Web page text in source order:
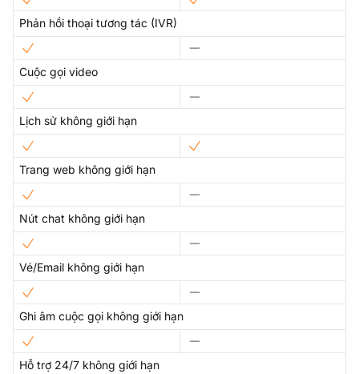
Phản hồi thoại tương tác (IVR)
Cuộc gọi video
Lịch sử không giới hạn
Trang web không giới hạn
Nút chat không giới hạn
Vé/Email không giới hạn
Ghi âm cuộc gọi không giới hạn
Hỗ trợ 24/7 không giới hạn